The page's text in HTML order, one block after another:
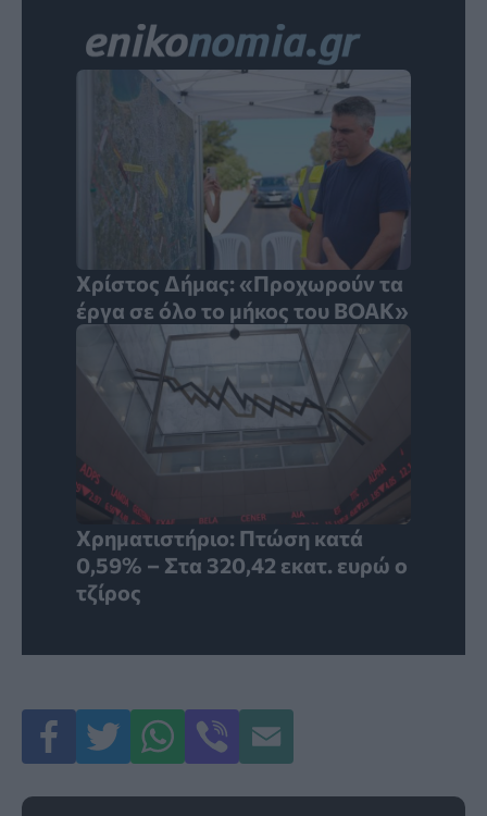
Χρίστος Δήμας: «Προχωρούν τα
έργα σε όλο το μήκος του ΒΟΑΚ»
Χρηματιστήριο: Πτώση κατά
0,59% – Στα 320,42 εκατ. ευρώ ο
τζίρος